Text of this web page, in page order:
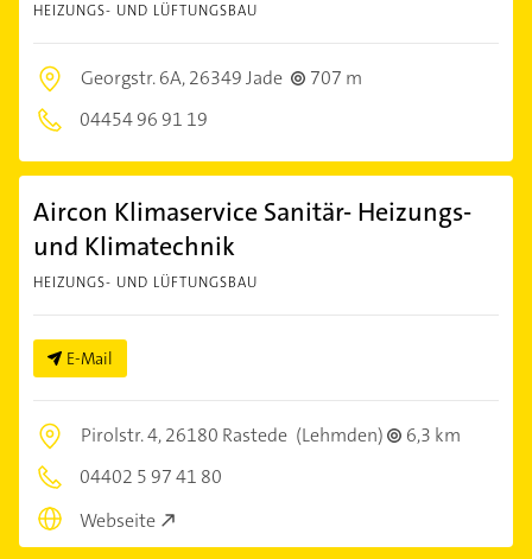
HEIZUNGS- UND LÜFTUNGSBAU
Georgstr. 6A,26349 Jade
707 m
04454 96 91 19
Aircon Klimaservice Sanitär- Heizungs-
und Klimatechnik
HEIZUNGS- UND LÜFTUNGSBAU
E-Mail
Pirolstr. 4,26180 Rastede (Lehmden)
6,3 km
04402 5 97 41 80
Webseite